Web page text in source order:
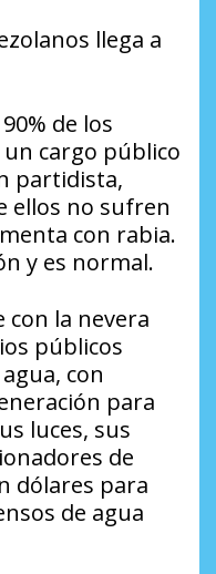
llega a
de los
cargo público
partidista,
ellos no sufren
con rabia.
y es normal.
con la nevera
públicos
con
para
luces, sus
de
dólares para
de agua